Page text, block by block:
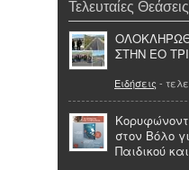
Τελευταίες Θεάσεις
ΣΤΗΝ ΕΟ
Ειδήσεις -
στον Βόλο
Παιδικού